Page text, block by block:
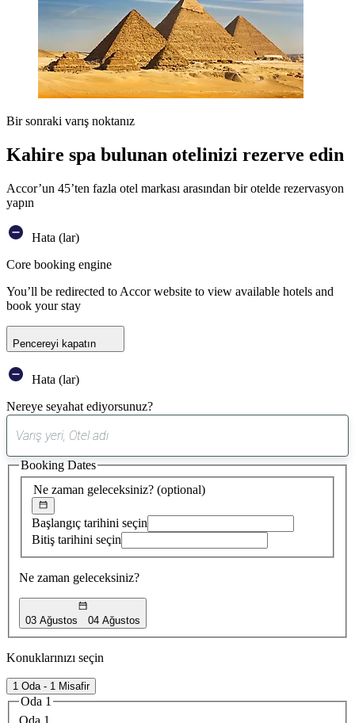
Bir sonraki varış noktanız
Kahire spa bulunan otelinizi rezerve edin
Accor’un 45’ten fazla otel markası arasından bir otelde rezervasyon
yapın
Hata (lar)
Core booking engine
You’ll be redirected to Accor website to view available hotels and
book your stay
Pencereyi kapatın
Hata (lar)
Nereye seyahat ediyorsunuz?
öneri
bulundu
Ne zaman geleceksiniz? (optional)
Başlangıç tarihini seçin
Bitiş tarihini seçin
Ne zaman geleceksiniz?
03 Ağustos 04 Ağustos
Booking Dates
Konuklarınızı seçin
1 Oda - 1 Misafir
Oda 1
Oda 1